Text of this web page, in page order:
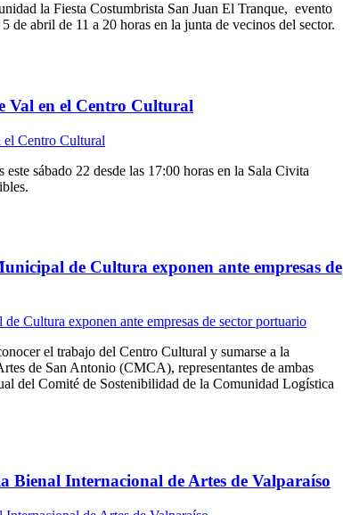
la Fiesta Costumbrista San Juan El Tranque, evento
de abril de 11 a 20 horas en la junta de vecinos del sector.
Val en el Centro Cultural
sábado 22 desde las 17:00 horas en la Sala Civita
de Cultura exponen ante empresas de
el trabajo del Centro Cultural y sumarse a la
de San Antonio (CMCA), representantes de ambas
del Comité de Sostenibilidad de la Comunidad Logística
Bienal Internacional de Artes de Valparaíso